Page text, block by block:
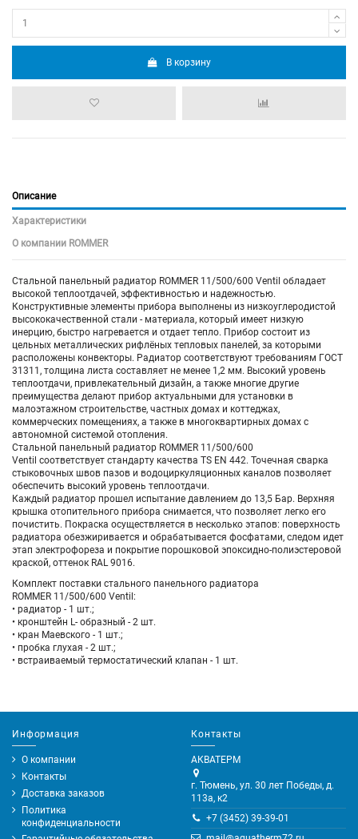
В корзину
Описание
Характеристики
О компании ROMMER
Стальной панельный радиатор ROMMER 11/500/600 Ventil обладает
высокой теплоотдачей, эффективностью и надежностью.
Конструктивные элементы прибора выполнены из низкоуглеродистой
высококачественной стали - материала, который имеет низкую
инерцию, быстро нагревается и отдает тепло. Прибор состоит из
цельных металлических рифлёных тепловых панелей, за которыми
расположены конвекторы. Радиатор соответствуют требованиям ГОСТ
31311, толщина листа составляет не менее 1,2 мм. Высокий уровень
теплоотдачи, привлекательный дизайн, а также многие другие
преимущества делают прибор актуальными для установки в
малоэтажном строительстве, частных домах и коттеджах,
коммерческих помещениях, а также в многоквартирных домах с
автономной системой отопления.
Стальной панельный радиатор ROMMER 11/500/600
Ventil соответствует стандарту качества TS EN 442. Точечная сварка
стыковочных швов пазов и водоциркуляционных каналов позволяет
обеспечить высокий уровень теплоотдачи.
Каждый радиатор прошел испытание давлением до 13,5 Бар. Верхняя
крышка отопительного прибора снимается, что позволяет легко его
почистить. Покраска осуществляется в несколько этапов: поверхность
радиатора обезжиривается и обрабатывается фосфатами, следом идет
этап электрофореза и покрытие порошковой эпоксидно-полиэстеровой
краской, оттенок RAL 9016.
Комплект поставки стального панельного радиатора
ROMMER 11/500/600 Ventil:
• радиатор - 1 шт.;
• кронштейн L- образный - 2 шт.
• кран Маевского - 1 шт.;
• пробка глухая - 2 шт.;
• встраиваемый термостатический клапан - 1 шт.
Информация
О компании
Контакты
Доставка заказов
Политика
конфиденциальности
Контакты
АКВАТЕРМ
г. Тюмень, ул. 30 лет Победы, д.
113а, к2
+7 (3452) 39-39-01